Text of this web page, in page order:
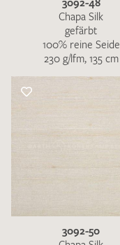
Chapa Silk
gefärbt
100% reine Seide
230 g/lfm, 135 cm
3092-50